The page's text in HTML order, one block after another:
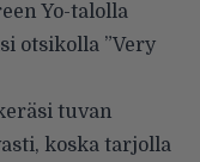
Yo-talolla
otsikolla ”Very
tuvan
koska tarjolla